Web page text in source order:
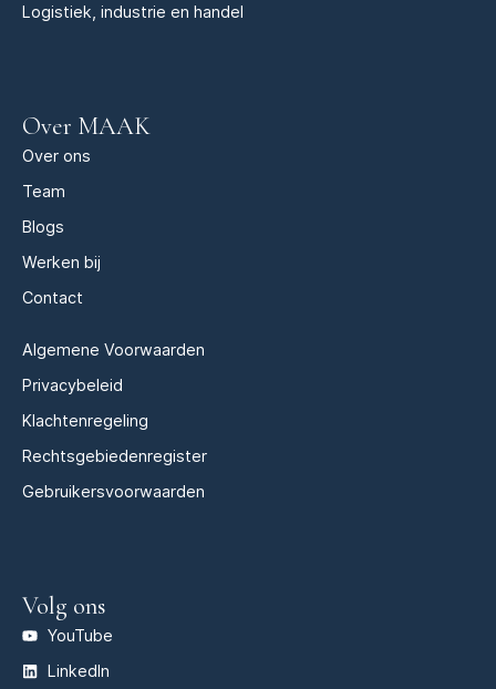
Logistiek, industrie en handel
Over MAAK
Over ons
Team
Blogs
Werken bij
Contact
Algemene Voorwaarden
Privacybeleid
Klachtenregeling
Rechtsgebiedenregister
Gebruikersvoorwaarden
Volg ons
YouTube
LinkedIn